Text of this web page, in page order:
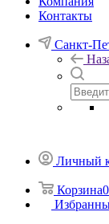
Контакты
Санкт-
Личный
Корзина0